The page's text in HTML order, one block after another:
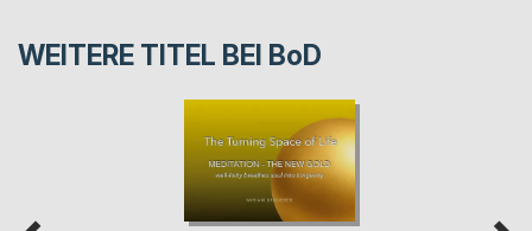
WEITERE TITEL BEI BoD